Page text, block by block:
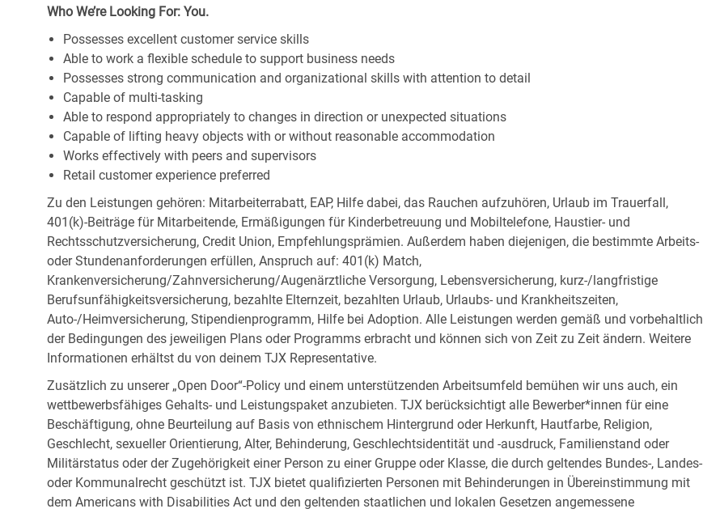
Who We’re Looking For: You.
Possesses excellent customer service skills
Able to work a flexible schedule to support business needs
Possesses strong communication and organizational skills with attention to detail
Capable of multi-tasking
Able to respond appropriately to changes in direction or unexpected situations
Capable of lifting heavy objects with or without reasonable accommodation
Works effectively with peers and supervisors
Retail customer experience preferred
Zu den Leistungen gehören: Mitarbeiterrabatt, EAP, Hilfe dabei, das Rauchen aufzuhören, Urlaub im Trauerfall,
401(k)-Beiträge für Mitarbeitende, Ermäßigungen für Kinderbetreuung und Mobiltelefone, Haustier- und
Rechtsschutzversicherung, Credit Union, Empfehlungsprämien. Außerdem haben diejenigen, die bestimmte Arbeits-
oder Stundenanforderungen erfüllen, Anspruch auf: 401(k) Match,
Krankenversicherung/Zahnversicherung/Augenärztliche Versorgung, Lebensversicherung, kurz-/langfristige
Berufsunfähigkeitsversicherung, bezahlte Elternzeit, bezahlten Urlaub, Urlaubs- und Krankheitszeiten,
Auto-/Heimversicherung, Stipendienprogramm, Hilfe bei Adoption. Alle Leistungen werden gemäß und vorbehaltlich
der Bedingungen des jeweiligen Plans oder Programms erbracht und können sich von Zeit zu Zeit ändern. Weitere
Informationen erhältst du von deinem TJX Representative.
Zusätzlich zu unserer „Open Door“-Policy und einem unterstützenden Arbeitsumfeld bemühen wir uns auch, ein
wettbewerbsfähiges Gehalts- und Leistungspaket anzubieten. TJX berücksichtigt alle Bewerber*innen für eine
Beschäftigung, ohne Beurteilung auf Basis von ethnischem Hintergrund oder Herkunft, Hautfarbe, Religion,
Geschlecht, sexueller Orientierung, Alter, Behinderung, Geschlechtsidentität und -ausdruck, Familienstand oder
Militärstatus oder der Zugehörigkeit einer Person zu einer Gruppe oder Klasse, die durch geltendes Bundes-, Landes-
oder Kommunalrecht geschützt ist. TJX bietet qualifizierten Personen mit Behinderungen in Übereinstimmung mit
dem Americans with Disabilities Act und den geltenden staatlichen und lokalen Gesetzen angemessene